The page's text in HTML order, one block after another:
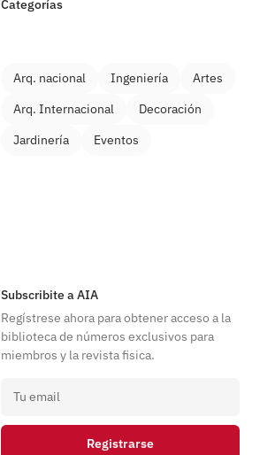
Categorías
Arq. nacional Ingeniería
Artes
Arq. Internacional
Decoración
Jardinería
Eventos
Subscribite a AIA
Regístrese ahora para obtener acceso a la
biblioteca de números exclusivos para
miembros y la revista fisica.